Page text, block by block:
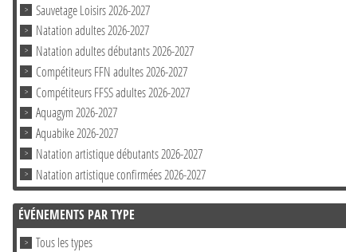
Sauvetage Loisirs 2026-2027
Natation adultes 2026-2027
Natation adultes débutants 2026-2027
Compétiteurs FFN adultes 2026-2027
Compétiteurs FFSS adultes 2026-2027
Aquagym 2026-2027
Aquabike 2026-2027
Natation artistique débutants 2026-2027
Natation artistique confirmées 2026-2027
ÉVÉNEMENTS PAR TYPE
Tous les types